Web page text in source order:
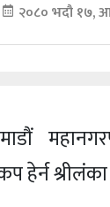
२०८० भदौ १७,
हेर्न